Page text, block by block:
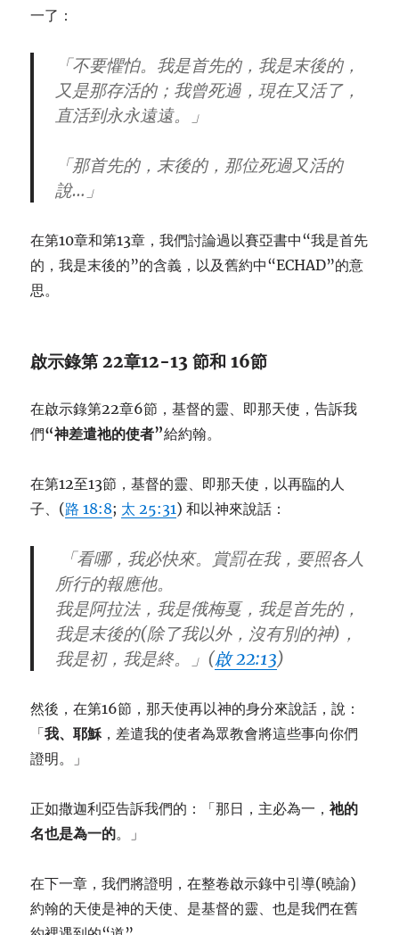
一了：
「不要懼怕。我是首先的，我是末後的，
又是那存活的；我曾死過，現在又活了，
直活到永永遠遠。」
「那首先的，末後的， 那位死過又活的
說…」
在第10章和第13章，我們討論過以賽亞書中“我是首先
的，我是末後的”的含義，以及舊約中“ECHAD”的意
思。
啟示錄第 22章12-13 節和 16節
在啟示錄第22章6節，基督的靈、即那天使，告訴我
們“神差遣祂的使者”給約翰。
在第12至13節，基督的靈、即那天使，以再臨的人
子、(路 18:8; 太 25:31) 和以神來說話：
「看哪，我必快來。賞罰在我，要照各人
所行的報應他。
我是阿拉法，我是俄梅戛，我是首先的，
我是末後的(除了我以外，沒有別的神)，
我是初，我是終。」(啟 22:13)
然後，在第16節，那天使再以神的身分來說話，說：
「我、耶穌，差遣我的使者為眾教會將這些事向你們
證明。」
正如撒迦利亞告訴我們的：「那日，主必為一，祂的
名也是為一的。」
在下一章，我們將證明，在整卷啟示錄中引導(曉諭)
約翰的天使是神的天使、是基督的靈、也是我們在舊